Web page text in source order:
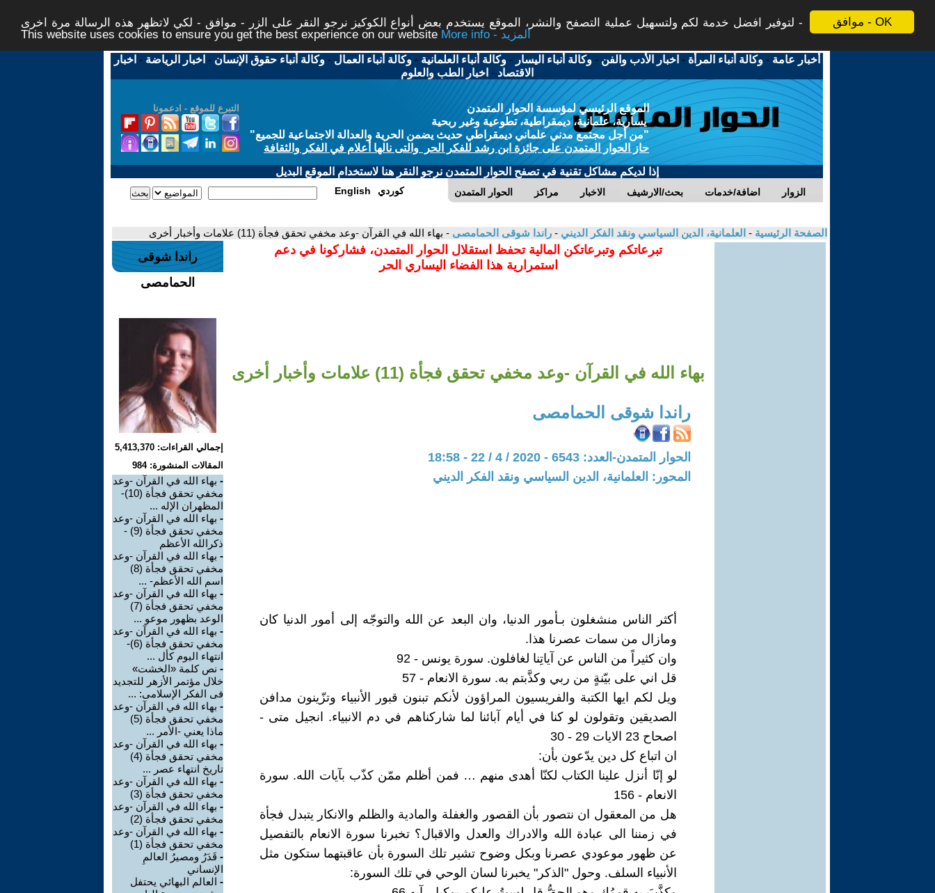
موافق - OK
لتوفير افضل خدمة لكم ولتسهيل عملية التصفح والنشر، الموقع يستخدم بعض أنواع الكوكيز نرجو النقر على الزر - موافق - لكي لاتظهر هذه الرسالة مرة اخرى -
This website uses cookies to ensure you get the best experience on our website
More info - المزيد
أخبار عامة -وكالة أنباء المرأة - اخبار الأدب والفن -وكالة أنباء اليسار -وكالة أنباء العلمانية -وكالة أنباء العمال -وكالة أنباء حقوق الإنسان - اخبار الرياضة - اخبار
الاقتصاد - اخبار الطب والعلوم
التبرع للموقع - ادعمونا
الموقع الرئيسي لمؤسسة الحوار المتمدن
يسارية، علمانية، ديمقراطية، تطوعية وغير ربحية
"من أجل مجتمع مدني علماني ديمقراطي حديث يضمن الحرية والعدالة الاجتماعية للجميع"
حاز الحوار المتمدن على جائزة ابن رشد للفكر الحر والتى نالها أعلام في الفكر والثقافة
إذا لديكم مشاكل تقنية في تصفح الحوار المتمدن نرجو النقر هنا لاستخدام الموقع البديل
الحوار المتمدن مراكز الاخبار بحث/الارشيف اضافة/خدمات الزوار English كوردي
الصفحة الرئيسية - العلمانية، الدين السياسي ونقد الفكر الديني - راندا شوقى الحمامصى - بهاء الله في القرآن -وعد مخفي تحقق فجأة (11) علامات وأخبار أخرى
تبرعاتكم وتبرعاتكن المالية تحفظ استقلال الحوار المتمدن، فشاركونا في دعم
استمرارية هذا الفضاء اليساري الحر
بهاء الله في القرآن -وعد مخفي تحقق فجأة (11) علامات وأخبار أخرى
راندا شوقى الحمامصى
الحوار المتمدن-العدد: 6543 - 2020 / 4 / 22 - 18:58
المحور: العلمانية، الدين السياسي ونقد الفكر الديني
أكثر الناس منشغلون بـأمور الدنيا، وان البعد عن الله والتوجّه إلى أمور الدنيا كان
ومازال من سمات عصرنا هذا.
وان كثيراً من الناس عن آياتِنا لغافلون. سورة يونس - 92
قل اني على بيّنةٍ من ربي وكذَّبتم به. سورة الانعام - 57
ويل لكم ايها الكتبة والفريسيون المراؤون لأنكم تبنون قبور الأنبياء وتزّينون مدافن
الصديقين وتقولون لو كنا في أيام آبائنا لما شاركناهم في دم الانبياء. انجيل متى -
اصحاح 23 الايات 29 - 30
ان اتباع كل دين يدّعون بأن:
لو إنّا أنزل علينا الكتاب لكنّا أهدى منهم … فمن أظلم ممّن كذّب بآيات الله. سورة
الانعام - 156
هل من المعقول ان نتصور بأن القصور والغفلة والمادية والظلم والانكار يتبدل فجأة
في زمننا الى عبادة الله والادراك والعدل والاقبال؟ تخبرنا سورة الانعام بالتفصيل
عن ظهور موعودي عصرنا وبكل وضوح تشير تلك السورة بأن عاقبتهما ستكون مثل
الأنبياء السلف. وحول "الذكر" يخبرنا لسان الوحي في تلك السورة:
راندا شوقى
الحمامصى
إجمالي القراءات: 5,413,370
المقالات المنشورة: 984
- بهاء الله في القرآن -وعد
مخفي تحقق فجأة (10)-
المظهران الإله ...
- بهاء الله في القرآن -وعد
مخفي تحقق فجأة (9) -
ذكرالله الأعظم
- بهاء الله في القرآن -وعد
مخفي تحقق فجأة (8)
اسم الله الأعظم- ...
- بهاء الله في القرآن -وعد
مخفي تحقق فجأة (7)
الوعد بظهور موعو ...
- بهاء الله في القرآن -وعد
مخفي تحقق فجأة (6)-
انتهاء اليوم كأل ...
- نص كلمة «الخشت»
خلال مؤتمر الأزهر للتجديد
فى الفكر الإسلامى: ...
- بهاء الله في القرآن -وعد
مخفي تحقق فجأة (5)
ماذا يعني -الأمر ...
- بهاء الله في القرآن -وعد
مخفي تحقق فجأة (4)
تاريخ انتهاء عصر ...
- بهاء الله في القرآن -وعد
مخفي تحقق فجأة (3)
- بهاء الله في القرآن -وعد
مخفي تحقق فجأة (2)
- بهاء الله في القرآن -وعد
مخفي تحقق فجأة (1)
- قَدَرُ ومصيرُ العالمِ
الإنساني
- العالم البهائي يحتفل